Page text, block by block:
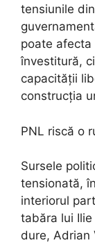
tensiunile
poate afecta
învestitură,
capacității
construcția
PNL riscă o
Sursele
tensionată,
interiorul
tabăra lui
dure, Adrian